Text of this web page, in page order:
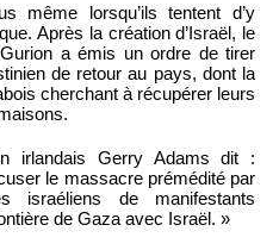
même lorsqu’ils tentent d’y
Après la création d’Israël, le
a émis un ordre de tirer
de retour au pays, dont la
cherchant à récupérer leurs
irlandais Gerry Adams dit :
le massacre prémédité par
israéliens de manifestants
de Gaza avec Israël. »